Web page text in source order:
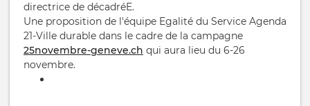
directrice de décadréE.
Une proposition de l'équipe Egalité du Service Agenda
21-Ville durable dans le cadre de la campagne
25novembre-geneve.ch qui aura lieu du 6-26
novembre.